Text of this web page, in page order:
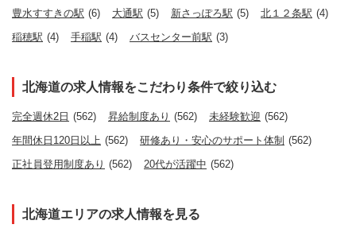
豊水すすきの駅 (6) 大通駅 (5) 新さっぽろ駅 (5) 北１２条駅 (4)
稲穂駅 (4) 手稲駅 (4) バスセンター前駅 (3)
北海道の求人情報をこだわり条件で絞り込む
完全週休2日 (562) 昇給制度あり (562) 未経験歓迎 (562)
年間休日120日以上 (562) 研修あり・安心のサポート体制 (562)
正社員登用制度あり (562) 20代が活躍中 (562)
北海道エリアの求人情報を見る